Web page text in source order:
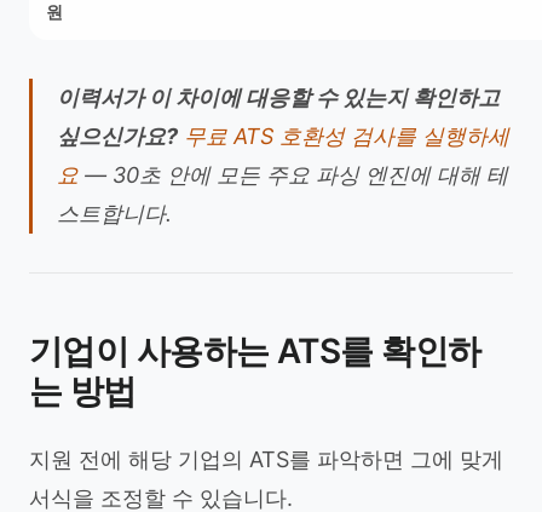
원
이력서가 이 차이에 대응할 수 있는지 확인하고
싶으신가요? 무료 ATS 호환성 검사를 실행하세
요 — 30초 안에 모든 주요 파싱 엔진에 대해 테
스트합니다.
기업이 사용하는 ATS를 확인하
는 방법
지원 전에 해당 기업의 ATS를 파악하면 그에 맞게
서식을 조정할 수 있습니다.